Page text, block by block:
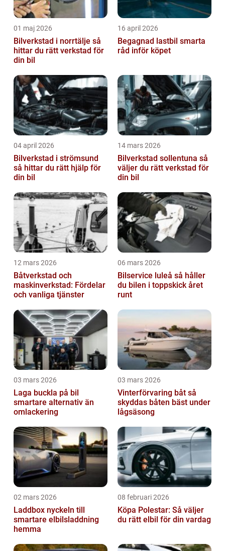
01 maj 2026
Bilverkstad i norrtälje så
hittar du rätt verkstad för
din bil
16 april 2026
Begagnad lastbil smarta
råd inför köpet
04 april 2026
Bilverkstad i strömsund
så hittar du rätt hjälp för
din bil
14 mars 2026
Bilverkstad sollentuna så
väljer du rätt verkstad för
din bil
12 mars 2026
Båtverkstad och
maskinverkstad: Fördelar
och vanliga tjänster
06 mars 2026
Bilservice luleå så håller
du bilen i toppskick året
runt
03 mars 2026
Laga buckla på bil
smartare alternativ än
omlackering
03 mars 2026
Vinterförvaring båt så
skyddas båten bäst under
lågsäsong
02 mars 2026
Laddbox nyckeln till
smartare elbilsladdning
hemma
08 februari 2026
Köpa Polestar: Så väljer
du rätt elbil för din vardag